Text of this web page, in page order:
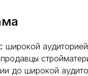
широкой
до широкой